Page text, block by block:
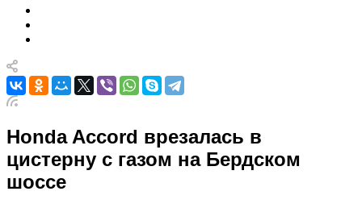
Honda Accord врезалась в
цистерну с газом на Бердском
шоссе